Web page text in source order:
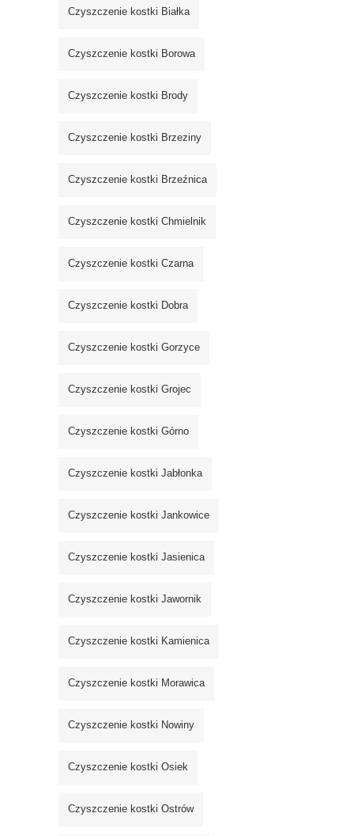
Czyszczenie kostki Białka
Czyszczenie kostki Borowa
Czyszczenie kostki Brody
Czyszczenie kostki Brzeziny
Czyszczenie kostki Brzeźnica
Czyszczenie kostki Chmielnik
Czyszczenie kostki Czarna
Czyszczenie kostki Dobra
Czyszczenie kostki Gorzyce
Czyszczenie kostki Grojec
Czyszczenie kostki Górno
Czyszczenie kostki Jabłonka
Czyszczenie kostki Jankowice
Czyszczenie kostki Jasienica
Czyszczenie kostki Jawornik
Czyszczenie kostki Kamienica
Czyszczenie kostki Morawica
Czyszczenie kostki Nowiny
Czyszczenie kostki Osiek
Czyszczenie kostki Ostrów